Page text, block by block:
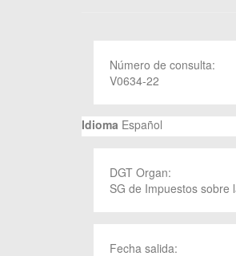
Número de consulta:
V0634-22
Idioma Español
DGT Organ:
SG de Impuestos sobre
Fecha salida: